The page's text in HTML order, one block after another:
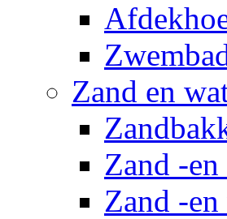
Zand en
Zand -en
Zand -